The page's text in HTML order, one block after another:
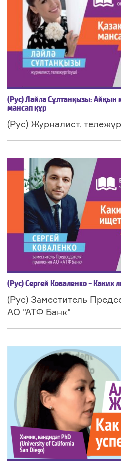
(Рус) Ләйлә Сұлтанқызы: Айқын
мансап құр
(Рус) Журналист,
(Рус) Сергей Коваленко – Каких
(Рус) Заместитель
АО "АТФ Банк"